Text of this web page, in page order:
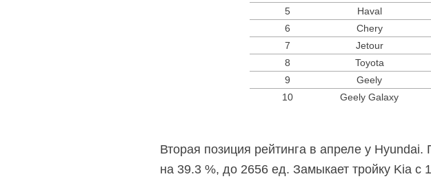
5
Haval
6
Chery
7
Jetour
8
Toyota
9
Geely
10
Geely Galaxy
Вторая позиция рейтинга в апреле у
на 39.3 %, до 2656 ед. Замыкает тройку Kia